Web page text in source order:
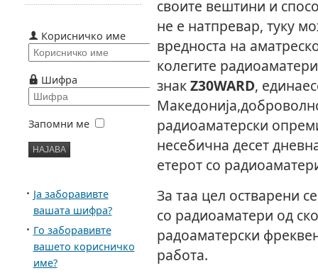
своите вештини и
не е натпревар, туку
вредноста на
колегите
знакZ30WARD,
радиоаматерски
несебична десет
етерот со
За таа цел остварени
со радиоаматери од
радоаматерски
работа.
Корисничко име
Шифра
Запомни ме
Ја заборавивте
вашата шифра?
Го заборавивте
вашето корисничко
име?